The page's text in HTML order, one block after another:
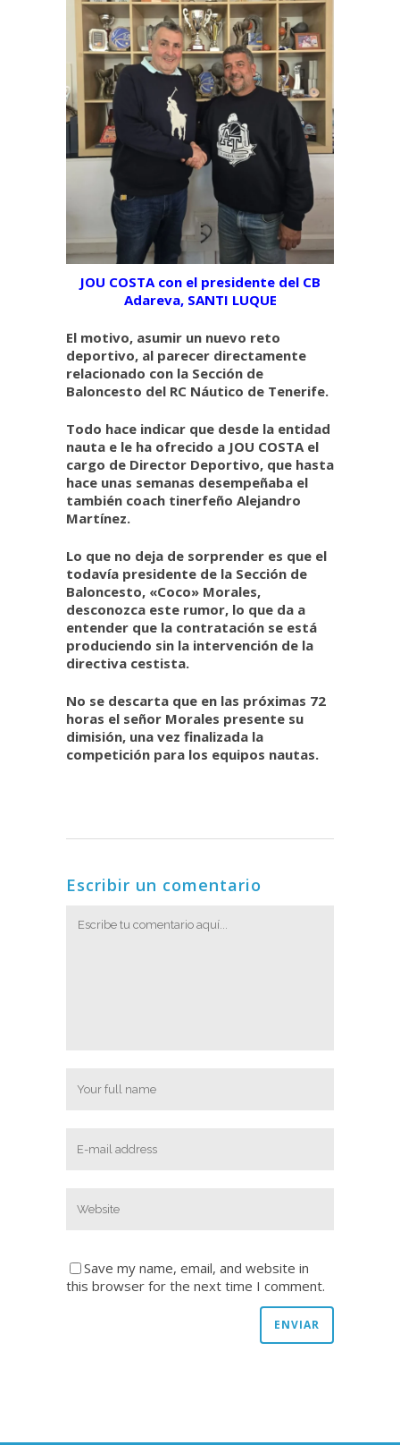
JOU COSTA con el presidente del CB
Adareva, SANTI LUQUE
El motivo, asumir un nuevo reto
deportivo, al parecer directamente
relacionado con la Sección de
Baloncesto del RC Náutico de Tenerife.
Todo hace indicar que desde la entidad
nauta e le ha ofrecido a JOU COSTA el
cargo de Director Deportivo, que hasta
hace unas semanas desempeñaba el
también coach tinerfeño Alejandro
Martínez.
Lo que no deja de sorprender es que el
todavía presidente de la Sección de
Baloncesto, «Coco» Morales,
desconozca este rumor, lo que da a
entender que la contratación se está
produciendo sin la intervención de la
directiva cestista.
No se descarta que en las próximas 72
horas el señor Morales presente su
dimisión, una vez finalizada la
competición para los equipos nautas.
Escribir un comentario
Save my name, email, and website in
this browser for the next time I comment.